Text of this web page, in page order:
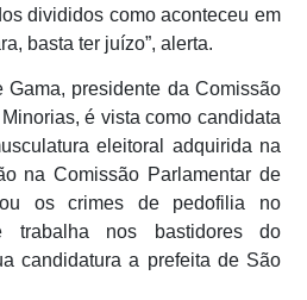
divididos como aconteceu em
basta ter juízo”, alerta.
presidente da Comissão
é vista como candidata
eleitoral adquirida na
na Comissão Parlamentar de
os crimes de pedofilia no
trabalha nos bastidores do
candidatura a prefeita de São